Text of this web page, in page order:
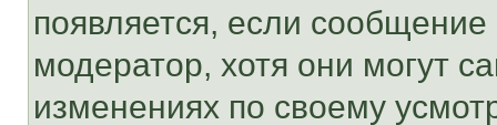
появляется, если
модератор, хотя они могут
изменениях по своему